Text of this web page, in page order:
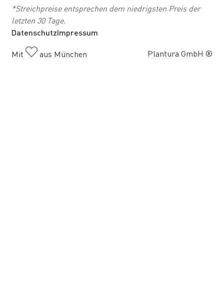
*Streichpreise entsprechen dem niedrigsten Preis der
letzten 30 Tage.
Plantura GmbH ®
Mit aus München
DatenschutzImpressum